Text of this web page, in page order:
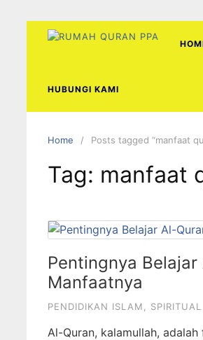
HUBUNGI KAMI
Home Posts tagged “manfaat
Tag: manfaat
Pentingnya
Manfaatnya
PENDIDIKAN ISLAM SPIRITUAL
Al-Quran, kalamullah,